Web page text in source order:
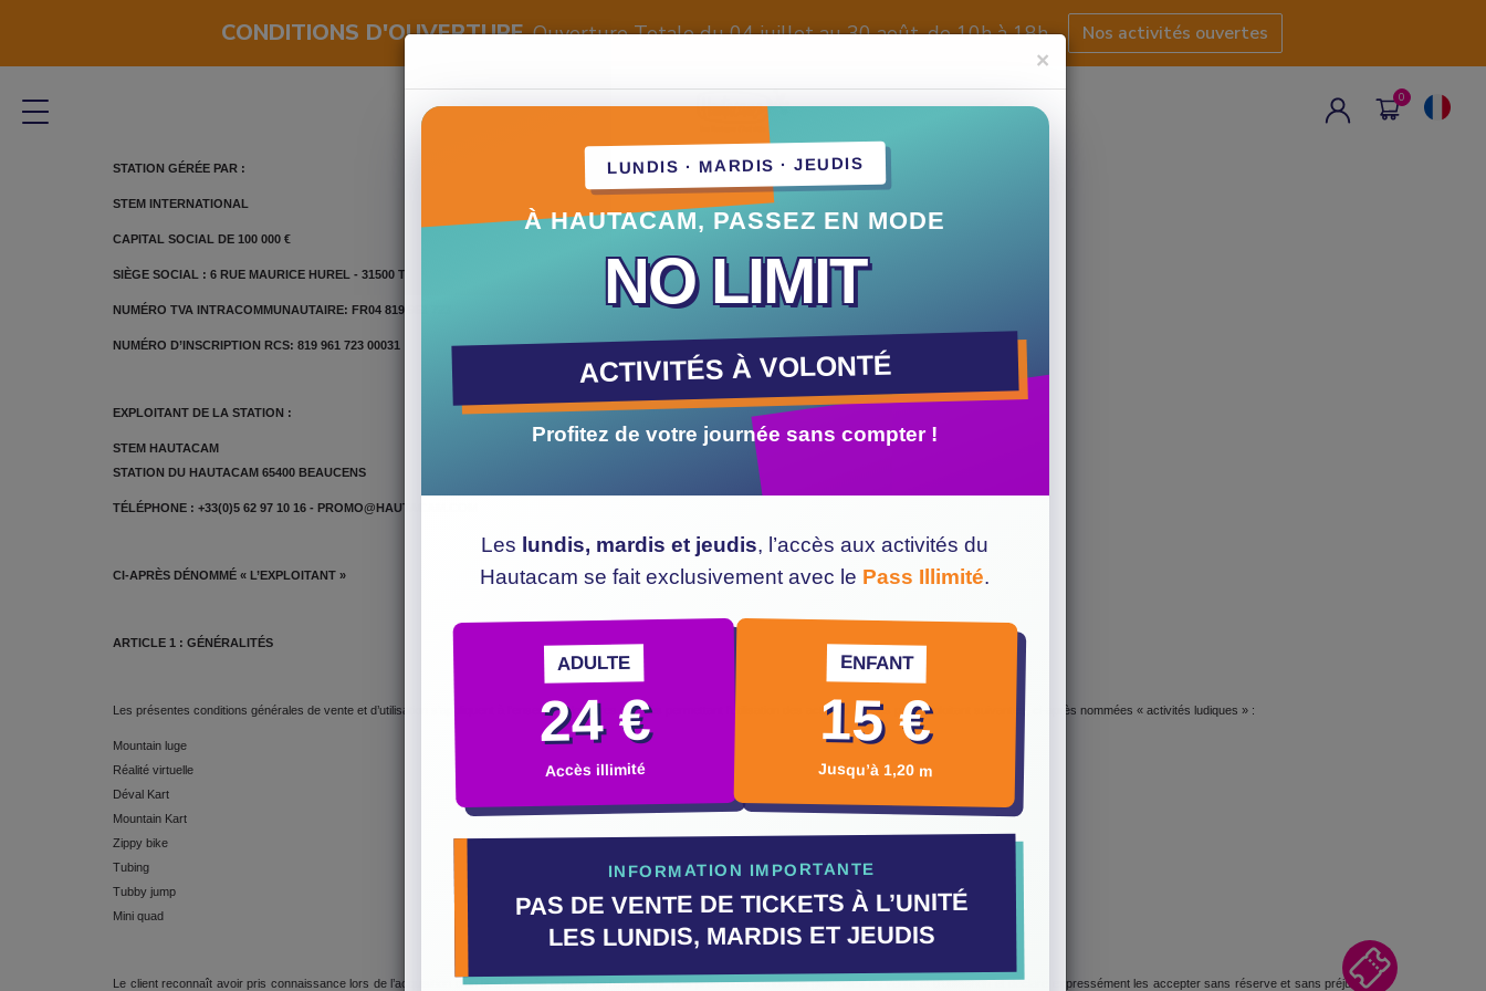
CONDITIONS D'OUVERTURE Ouverture Totale du 04 juillet au 30 août, de 10h à 18h Nos activités ouvertes
STATION GÉRÉE PAR :
STEM INTERNATIONAL
CAPITAL SOCIAL DE 100 000 €
SIÈGE SOCIAL : 6 RUE MAURICE HUREL - 31500 TOULOUSE
NUMÉRO TVA INTRACOMMUNAUTAIRE: FR04 819 961 723
NUMÉRO D’INSCRIPTION RCS: 819 961 723 00031
EXPLOITANT DE LA STATION :
STEM HAUTACAM
STATION DU HAUTACAM 65400 BEAUCENS
TÉLÉPHONE : +33(0)5 62 97 10 16 - PROMO@HAUTACAM.COM
CI-APRÈS DÉNOMMÉ « L’EXPLOITANT »
ARTICLE 1 : GÉNÉRALITÉS
Les présentes conditions générales de vente et d’utilisation s’appliquent à l’ensemble des titres d’accès permettant l’utilisation des activités gérées par l’exploitant suivantes, ci-après nommées « activités ludiques » :
Mountain luge
Réalité virtuelle
Déval Kart
Mountain Kart
Zippy bike
Tubing
Tubby jump
Mini quad
Le client reconnaît avoir pris connaissance lors de l’acquisition d’un titre d’accès auprès de l’exploitant, des présentes conditions générales de vente et d’utilisation et déclare expressément les accepter sans réserve et sans préjudice
La Zippy bike
Trottinette-électrique
L'Explor'Games
INFORMATIONS PRATIQUES
Horaires et ouvertures
Où se loger ?
Contactez-nous !
×
LUNDIS · MARDIS · JEUDIS
À HAUTACAM, PASSEZ EN MODE
NO LIMIT
ACTIVITÉS À VOLONTÉ
Profitez de votre journée sans compter !
Les lundis, mardis et jeudis, l’accès aux activités du
Hautacam se fait exclusivement avec le Pass Illimité.
ADULTE
24 €
Accès illimité
ENFANT
15 €
Jusqu’à 1,20 m
INFORMATION IMPORTANTE
PAS DE VENTE DE TICKETS À L’UNITÉ
LES LUNDIS, MARDIS ET JEUDIS